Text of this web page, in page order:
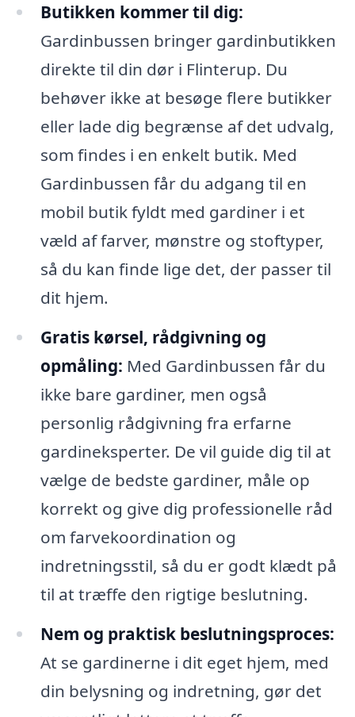
Butikken kommer til dig:
Gardinbussen bringer gardinbutikken
direkte til din dør i Flinterup. Du
behøver ikke at besøge flere butikker
eller lade dig begrænse af det udvalg,
som findes i en enkelt butik. Med
Gardinbussen får du adgang til en
mobil butik fyldt med gardiner i et
væld af farver, mønstre og stoftyper,
så du kan finde lige det, der passer til
dit hjem.
Gratis kørsel, rådgivning og
opmåling: Med Gardinbussen får du
ikke bare gardiner, men også
personlig rådgivning fra erfarne
gardineksperter. De vil guide dig til at
vælge de bedste gardiner, måle op
korrekt og give dig professionelle råd
om farvekoordination og
indretningsstil, så du er godt klædt på
til at træffe den rigtige beslutning.
Nem og praktisk beslutningsproces:
At se gardinerne i dit eget hjem, med
din belysning og indretning, gør det